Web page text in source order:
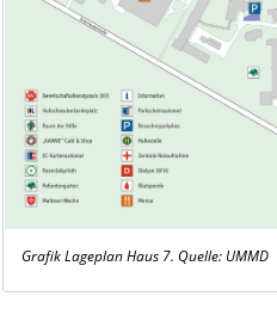
Grafik Lageplan Haus 7. Quelle: UMMD